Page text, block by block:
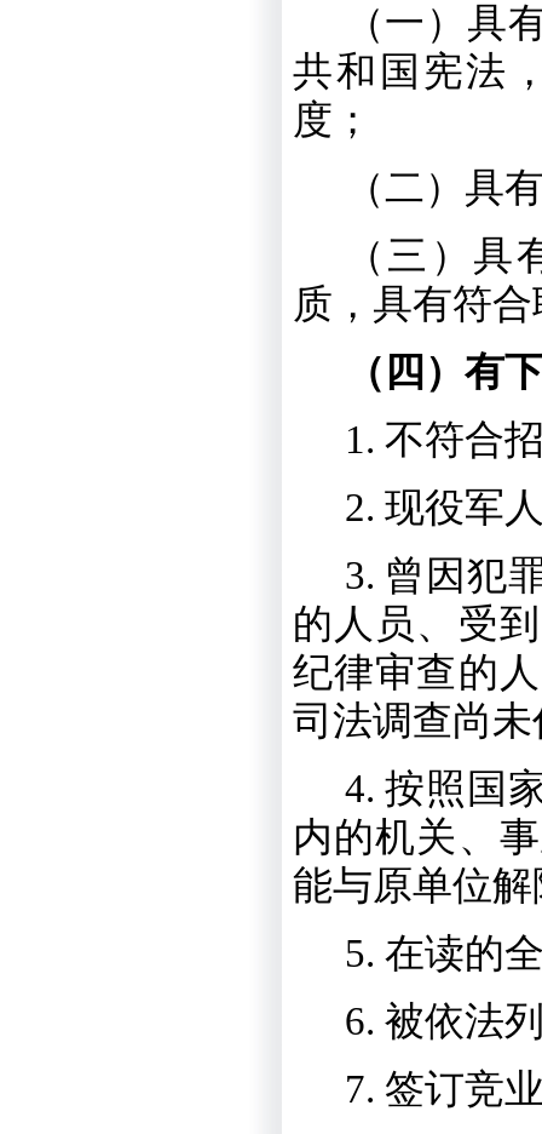
（一）具
共和国宪法
度；
（二）具
（三）
质，具有符
（四）有
1. 不符合
2. 现役军
3. 曾因犯
的人员、受
纪律审查的
司法调查尚
4.按照国
内的机关、
能与原单位
5. 在读的
6. 被依法
7. 签订竞